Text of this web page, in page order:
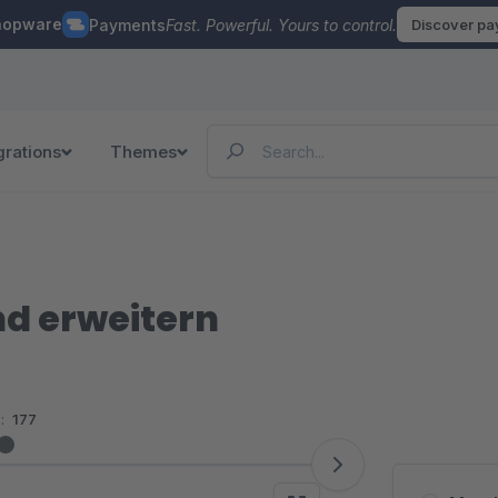
PaymentsFast. Powerful. Yours to control. Discover
Themes
erweitern
177